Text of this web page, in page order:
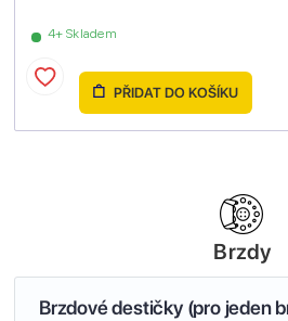
4+ Skladem
PŘIDAT DO KOŠÍKU
Brzdy
Brzdové destičky (pro jeden